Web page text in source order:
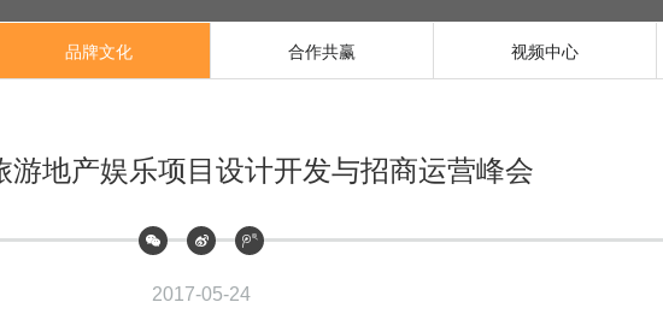
品牌文化 合作共赢 视频中心
游地产娱乐项目设计开发与招商运营峰会
2017-05-24